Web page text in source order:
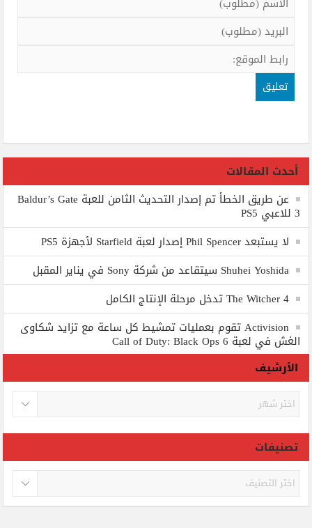
أحدث المقالات
عن طريق الخطأ تم إصدار التحديث الثامن للعبة Baldur’s Gate
3 للاعبي PS5
لا يستبعد Phil Spencer إصدار لعبة Starfield لأجهزة PS5
Shuhei Yoshida سيتقاعد من شركة Sony في يناير المقبل
The Witcher 4 تدخل مرحلة الإنتاج الكامل
Activision تقوم بعمليات تمشيط كل ساعة مع تزايد شكاوى
الغش في لعبة Call of Duty: Black Ops 6
الأرشيف
الأرشيف
تصنيفات
تصنيفات